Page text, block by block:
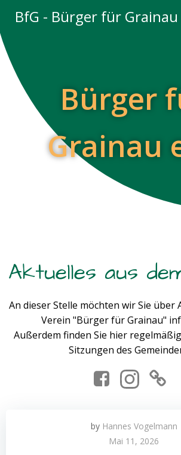
Inhalt
BfG - Bürger für Grainau
Bürger
Grainau
Aktuelles aus
An dieser Stelle möchten wir Sie über
Verein "Bürger für Grainau"
Außerdem finden Sie hier
Sitzungen des
by Hannes Vogelmann
Mai 11, 2026